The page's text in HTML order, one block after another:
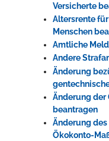
Versicherte
Altersrente
Menschen
Amtliche
Andere
Änderung
Änderung der
beantragen
Änderung
Ökokonto-